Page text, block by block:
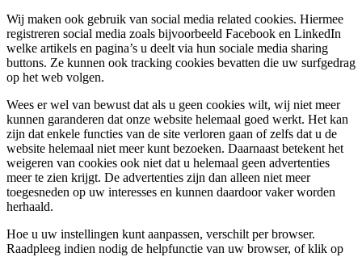
Wij maken ook gebruik van social media related cookies. Hiermee
registreren social media zoals bijvoorbeeld Facebook en LinkedIn
welke artikels en pagina’s u deelt via hun sociale media sharing
buttons. Ze kunnen ook tracking cookies bevatten die uw surfgedrag
op het web volgen.
Wees er wel van bewust dat als u geen cookies wilt, wij niet meer
kunnen garanderen dat onze website helemaal goed werkt. Het kan
zijn dat enkele functies van de site verloren gaan of zelfs dat u de
website helemaal niet meer kunt bezoeken. Daarnaast betekent het
weigeren van cookies ook niet dat u helemaal geen advertenties
meer te zien krijgt. De advertenties zijn dan alleen niet meer
toegesneden op uw interesses en kunnen daardoor vaker worden
herhaald.
Hoe u uw instellingen kunt aanpassen, verschilt per browser.
Raadpleeg indien nodig de helpfunctie van uw browser, of klik op